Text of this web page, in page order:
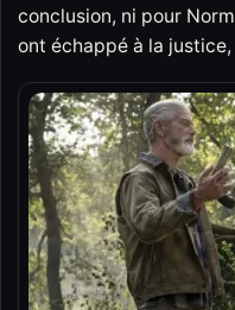
conclusion, ni pour
ont échappé à la